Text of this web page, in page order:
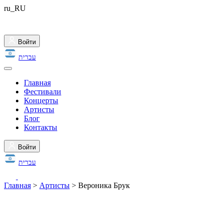
ru_RU
Войти
עברית
Главная
Фестивали
Концерты
Артисты
Блог
Контакты
Войти
עברית
Главная > Артисты > Вероника Брук